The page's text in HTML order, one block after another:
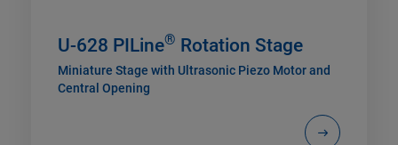
U-628 PILine® Rotation Stage
Miniature Stage with Ultrasonic Piezo Motor and
Central Opening